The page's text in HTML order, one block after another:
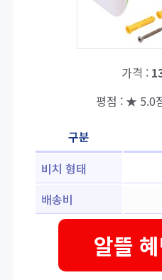
가격 :
평점 : ★ 5.0
구분
비치 형태
배송비
알뜰